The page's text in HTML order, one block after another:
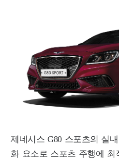
제네시스 G80 스포츠의 실
화 요소로 스포츠 주행에 최